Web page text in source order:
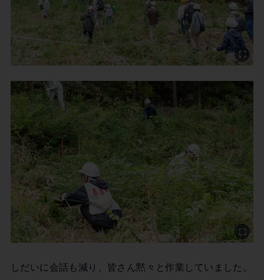
しだいに会話も減り、皆さん黙々と作業していました。